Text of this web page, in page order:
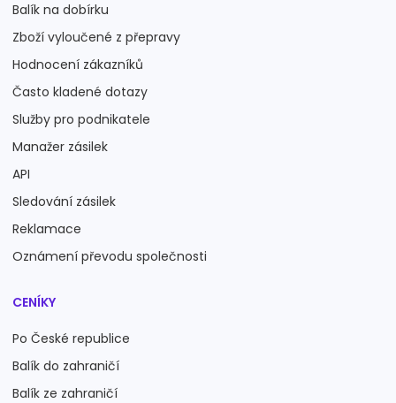
Balík na dobírku
Zboží vyloučené z přepravy
Hodnocení zákazníků
Často kladené dotazy
Služby pro podnikatele
Manažer zásilek
API
Sledování zásilek
Reklamace
Oznámení převodu společnosti
CENÍKY
Po České republice
Balík do zahraničí
Balík ze zahraničí